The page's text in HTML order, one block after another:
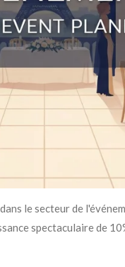
le secteur de
spectaculaire de